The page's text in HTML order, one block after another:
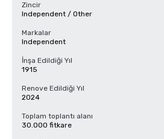
Zincir
Independent / Other
Markalar
Independent
İnşa Edildiği Yıl
1915
Renove Edildiği Yıl
2024
Toplam toplantı alanı
30.000 fitkare